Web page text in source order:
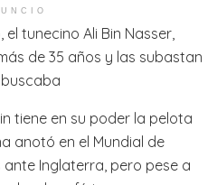
tunecino Ali Bin Nasser,
de 35 años y las subastan
tiene en su poder la pelota
anotó en el Mundial de
ante Inglaterra, pero pese a